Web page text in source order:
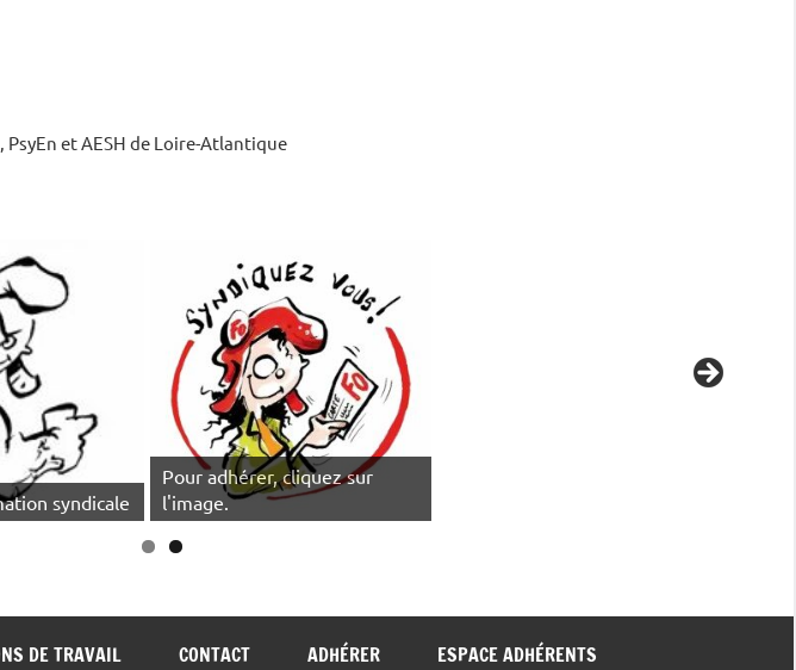
et AESH de Loire-Atlantique
syndicale
Pour adhérer, cliquez sur
l'image.
DE TRAVAIL CONTACT ADHÉRER ESPACE ADHÉRENTS